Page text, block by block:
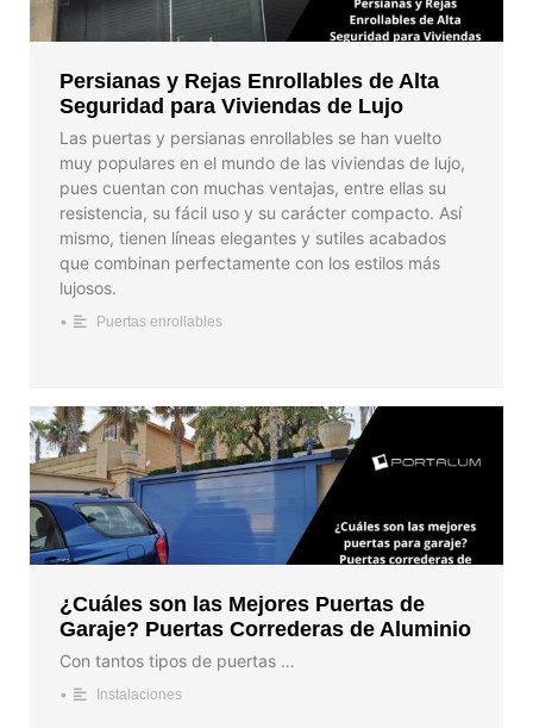
Persianas y Rejas Enrollables de Alta
Seguridad para Viviendas de Lujo
Las puertas y persianas enrollables se han vuelto
muy populares en el mundo de las viviendas de lujo,
pues cuentan con muchas ventajas, entre ellas su
resistencia, su fácil uso y su carácter compacto. Así
mismo, tienen líneas elegantes y sutiles acabados
que combinan perfectamente con los estilos más
lujosos.
• Puertas enrollables
¿Cuáles son las Mejores Puertas de
Garaje? Puertas Correderas de Aluminio
Con tantos tipos de puertas …
• Instalaciones